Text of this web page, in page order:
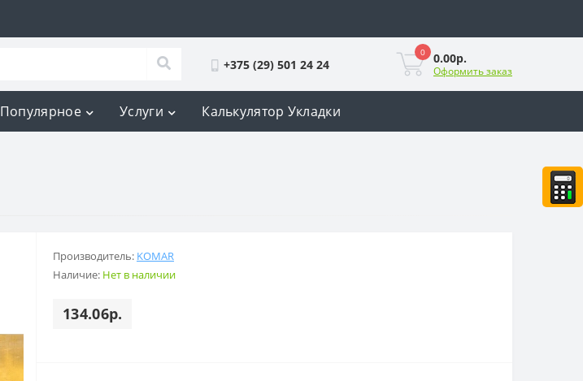
+375 (29) 501 24 24
0 0.00р.
Оформить заказ
Популярное Услуги Калькулятор Укладки
Производитель: KOMAR
Наличие: Нет в наличии
134.06р.